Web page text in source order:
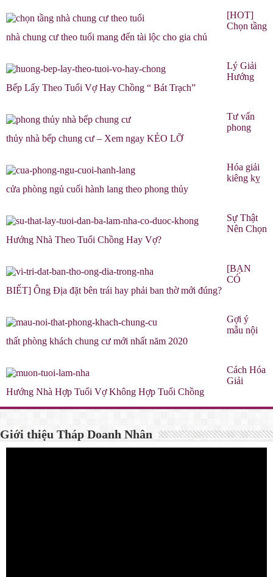
[HOT]
Chọn tầng
nhà chung cư theo tuổi mang đến tài lộc cho gia chủ
Lý Giải
Hướng
Bếp Lấy Theo Tuổi Vợ Hay Chồng “ Bát Trạch”
Tư vấn
phong
thủy nhà bếp chung cư – Xem ngay KẺO LỠ
Hóa giải
kiêng kỵ
cửa phòng ngủ cuối hành lang theo phong thủy
Sự Thật
Nên Chọn
Hướng Nhà Theo Tuổi Chồng Hay Vợ?
[BẠN
CÓ
BIẾT] Ông Địa đặt bên trái hay phải ban thờ mới đúng?
Gợi ý
mẫu nội
thất phòng khách chung cư mới nhất năm 2020
Cách Hóa
Giải
Hướng Nhà Hợp Tuổi Vợ Không Hợp Tuổi Chồng
Giới thiệu Tháp Doanh Nhân